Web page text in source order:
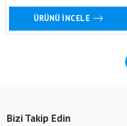
ÜRÜNÜ İNCELE
Bizi Takip Edin